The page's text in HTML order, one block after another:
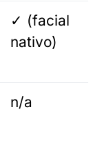
✓ (facial
nativo)
n/a